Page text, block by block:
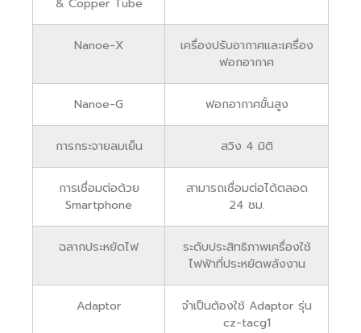
Nanoe-X
เครื่องปรับอากาศและเครื่อง
ฟอกอากาศ
Nanoe-G ฟอกอากาศขั้นสูง
การกระจายลมเย็น สวิง 4 มิติ
การเชื่อมต่อด้วย
Smartphone
สามารถเชื่อมต่อได้ตลอด
24 ชม.
ฉลากประหยัดไฟ
ระดับประสิทธิภาพเครื่องใช้
ไฟฟ้าที่ประหยัดพลังงาน
Adaptor
จำเป็นต้องใช้ Adaptor รุ่น
cz-tacg1